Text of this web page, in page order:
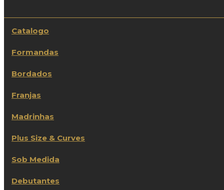
Catalogo
Formandas
Bordados
Franjas
Madrinhas
Plus Size & Curves
Sob Medida
Debutantes